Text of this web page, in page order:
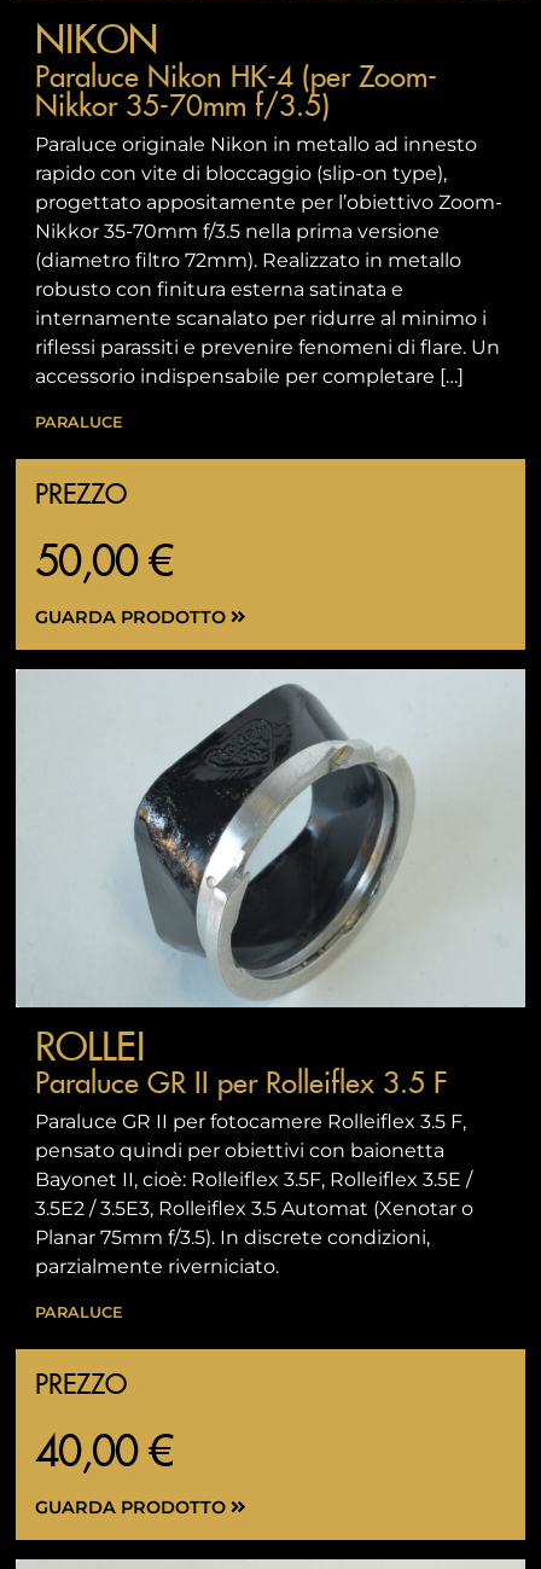
NIKON
Paraluce Nikon HK-4 (per Zoom-
Nikkor 35-70mm f/3.5)
Paraluce originale Nikon in metallo ad innesto
rapido con vite di bloccaggio (slip-on type),
progettato appositamente per l’obiettivo Zoom-
Nikkor 35-70mm f/3.5 nella prima versione
(diametro filtro 72mm). Realizzato in metallo
robusto con finitura esterna satinata e
internamente scanalato per ridurre al minimo i
riflessi parassiti e prevenire fenomeni di flare. Un
accessorio indispensabile per completare […]
PARALUCE
PREZZO
50,00 €
GUARDA PRODOTTO
ROLLEI
Paraluce GR II per Rolleiflex 3.5 F
Paraluce GR II per fotocamere Rolleiflex 3.5 F,
pensato quindi per obiettivi con baionetta
Bayonet II, cioè: Rolleiflex 3.5F, Rolleiflex 3.5E /
3.5E2 / 3.5E3, Rolleiflex 3.5 Automat (Xenotar o
Planar 75mm f/3.5). In discrete condizioni,
parzialmente riverniciato.
PARALUCE
PREZZO
40,00 €
GUARDA PRODOTTO